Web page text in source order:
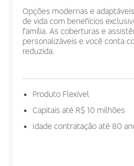
Opções modernas e
de vida com benefícios
família. As coberturas e
personalizáveis e você conta
reduzida.
Produto Flexível
Capitais até R$ 10 milhões
Idade contratação até 80